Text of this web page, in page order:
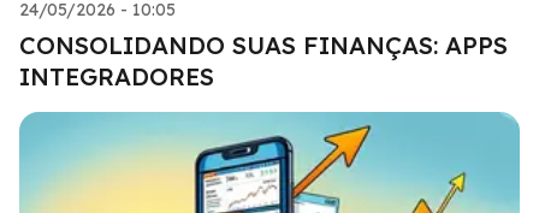
24/05/2026 - 10:05
CONSOLIDANDO SUAS FINANÇAS: APPS
INTEGRADORES